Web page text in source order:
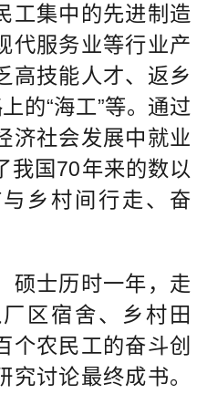
工集中的先进制造
代服务业等行业产
高技能人才、返乡
的“海工”等。通过
济社会发展中就业
我国70年来的数以
乡村间行走、奋
硕士历时一年，走
区宿舍、乡村田
个农民工的奋斗创
究讨论最终成书。